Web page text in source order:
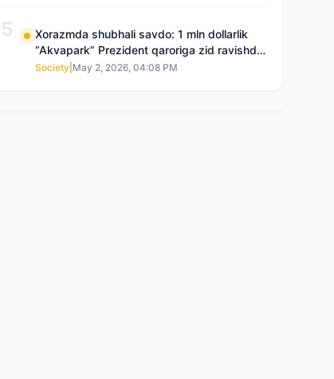
5
Xorazmda shubhali savdo: 1 mln dollarlik
“Akvapark” Prezident qaroriga zid ravishda
sotilgani maʼlum boʻldi
Society May 2, 2026, 04:08 PM